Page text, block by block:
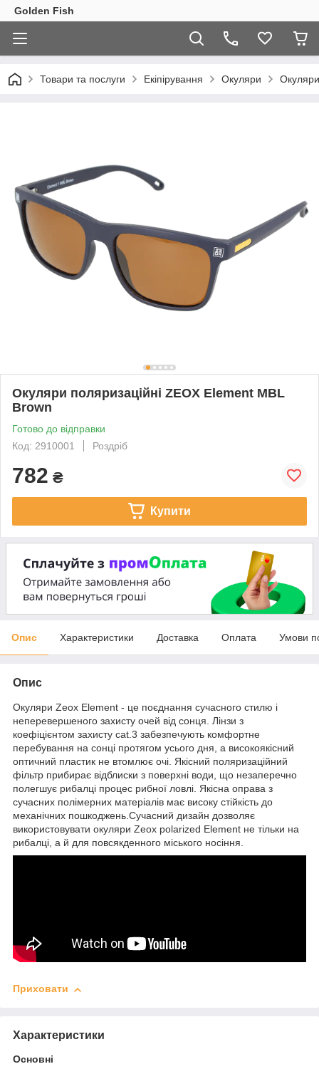
Golden Fish
Товари та послуги Екіпірування Окуляри
Окуляри поляризаційні ZEOX Element MBL
Brown
Готово до відправки
Код: 2910001
Роздріб
782 ₴
Купити
Опис Характеристики Доставка Оплата Умови
Опис
Окуляри Zeox Element - це поєднання сучасного стилю і
неперевершеного захисту очей від сонця. Лінзи з
коефіцієнтом захисту cat.3 забезпечують комфортне
перебування на сонці протягом усього дня, а високоякісний
оптичний пластик не втомлює очі. Якісний поляризаційний
фільтр прибирає відблиски з поверхні води, що незаперечно
полегшує рибалці процес рибної ловлі. Якісна оправа з
сучасних полімерних матеріалів має високу стійкість до
механічних пошкоджень.Сучасний дизайн дозволяє
використовувати окуляри Zeox polarized Element не тільки на
рибалці, а й для повсякденного міського носіння.
Приховати
Характеристики
Основні